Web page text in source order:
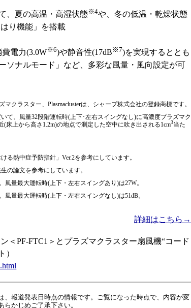
、夏の高温・高湿状態※4や、冬の低温・乾燥状態
り機能」を搭載
電力(3.0W※6)や静音性(17dB ※7)を実現するととも
ソナルモード」など、多彩な風量・風向設定が可
クラスター、Plasmaclusterは、シャープ株式会社の登録商標です。
て、風量32段階運転時(上下･左右スイングなし)に高濃度プラズマク
(床上から高さ1.2m)の地点で測定した空中に吹き出される1cm3当た
る熱中症予防指針」Ver.2を参考にしています。
の論文を参考にしています。
量最大運転時(上下・左右スイングあり)は27W。
量最大運転時(上下・左右スイングなし)は51dB。
詳細はこちら→
＜PF-FTC1＞とプラズマクラスター扇風機“コード
）
、報道発表日時点の情報です。ご覧になった時点で、内容が変
かじめご了承下さい。